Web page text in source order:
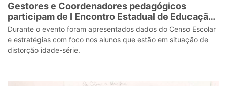
Gestores e Coordenadores pedagógicos
participam de I Encontro Estadual de Educação
para tratar de estratégias de correção de fluxo
Durante o evento foram apresentados dados do Censo Escolar
e estratégias com foco nos alunos que estão em situação de
distorção idade-série.